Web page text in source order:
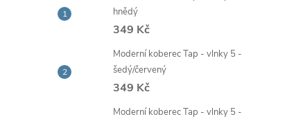
l
hnědý
349 Kč
Moderní koberec Tap - vlnky 5 -
šedý/červený
349 Kč
Moderní koberec Tap - vlnky 5 -